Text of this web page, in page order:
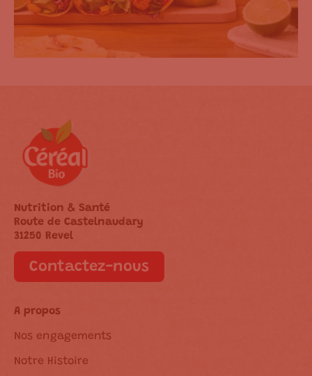
Nutrition & Santé
Route de Castelnaudary
31250 Revel
Contactez-nous
A propos
Nos engagements
Notre Histoire